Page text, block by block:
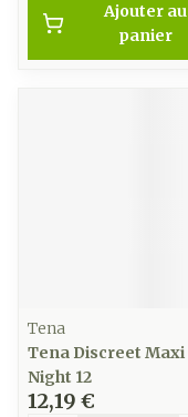
Ajouter au
panier
Tena
Tena Discreet Maxi
Night 12
12,19 €